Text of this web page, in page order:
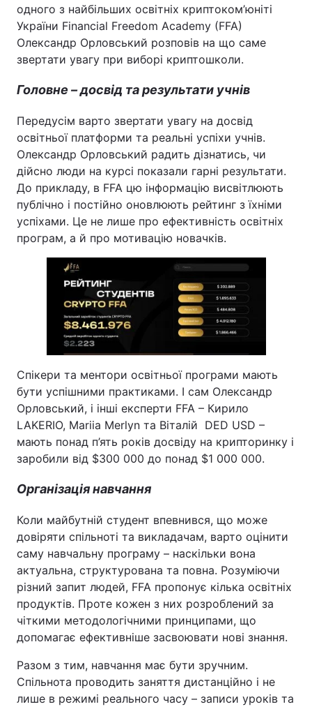
одного з найбільших освітніх криптоком’юніті
України Financial Freedom Academy (FFA)
Олександр Орловський розповів на що саме
звертати увагу при виборі криптошколи.
Головне – досвід та результати учнів
Передусім варто звертати увагу на досвід
освітньої платформи та реальні успіхи учнів.
Олександр Орловський радить дізнатись, чи
дійсно люди на курсі показали гарні результати.
До прикладу, в FFA цю інформацію висвітлюють
публічно і постійно оновлюють рейтинг з їхніми
успіхами. Це не лише про ефективність освітніх
програм, а й про мотивацію новачків.
Спікери та ментори освітньої програми мають
бути успішними практиками. І сам Олександр
Орловський, і інші експерти FFA – Кирило
LAKERIO, Mariia Merlyn та Віталій DED USD –
мають понад п’ять років досвіду на крипторинку і
заробили від $300 000 до понад $1 000 000.
Організація навчання
Коли майбутній студент впевнився, що може
довіряти спільноті та викладачам, варто оцінити
саму навчальну програму – наскільки вона
актуальна, структурована та повна. Розуміючи
різний запит людей, FFA пропонує кілька освітніх
продуктів. Проте кожен з них розроблений за
чіткими методологічними принципами, що
допомагає ефективніше засвоювати нові знання.
Разом з тим, навчання має бути зручним.
Спільнота проводить заняття дистанційно і не
лише в режимі реального часу – записи уроків та